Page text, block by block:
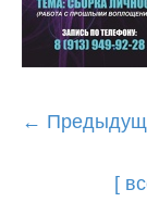
Post
←
[